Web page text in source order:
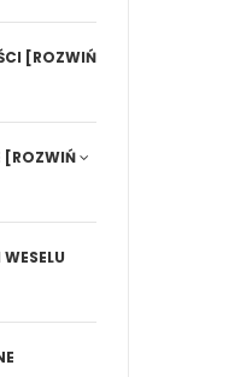
[ROZWIŃ
[ROZWIŃ